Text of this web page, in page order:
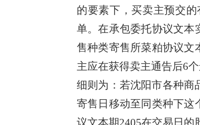
的要素下，买卖主预交
单。在承包委托协议文本
售种类寄售所菜粕协议文
主应在获得卖主通告后6
细则为：若沈阳市各种商
寄售日移动至同类种下这
议文本期2405在交易日